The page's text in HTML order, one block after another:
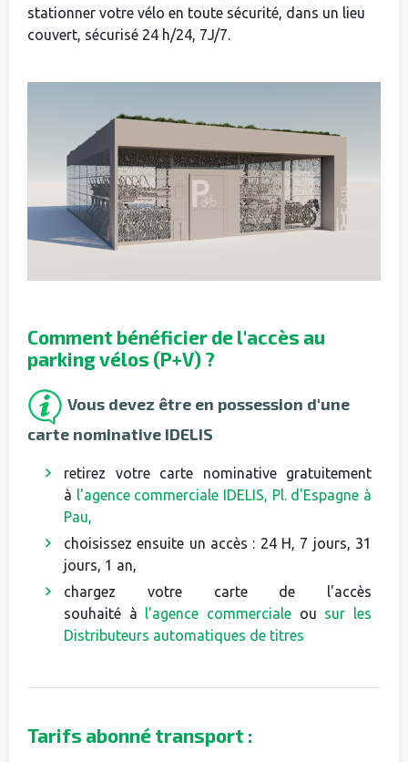
stationner votre vélo en toute sécurité, dans un lieu
couvert, sécurisé 24 h/24, 7J/7.
Comment bénéficier de l'accès au
parking vélos (P+V) ?
Vous devez être en possession d'une
carte nominative IDELIS
retirez votre carte nominative gratuitement
à l'agence commerciale IDELIS, Pl. d'Espagne à
Pau,
choisissez ensuite un accès : 24 H, 7 jours, 31
jours, 1 an,
chargez votre carte de l'accès
souhaité à l'agence commerciale ou sur les
Distributeurs automatiques de titres
Tarifs abonné transport :